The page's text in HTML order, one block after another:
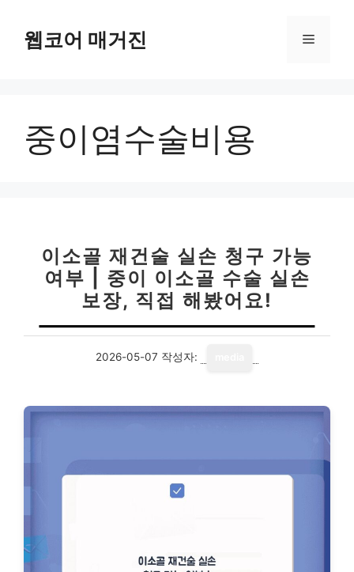
웹코어 매거진 메
중이염수술비용
이소골 재건술 실손 청구 가능
여부 | 중이 이소골 수술 실손
보장, 직접 해봤어요!
2026-05-07 작성자: